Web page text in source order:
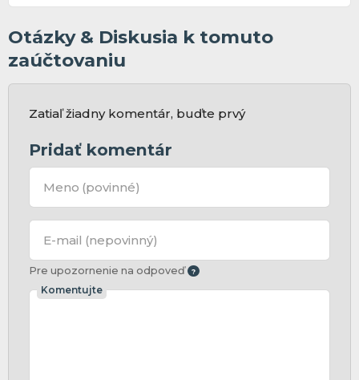
Otázky & Diskusia k tomuto
zaúčtovaniu
Zatiaľ žiadny komentár, buďte prvý
Pridať komentár
Meno (povinné)
E-mail (nepovinný)
Pre upozornenie na odpoveď
Komentujte